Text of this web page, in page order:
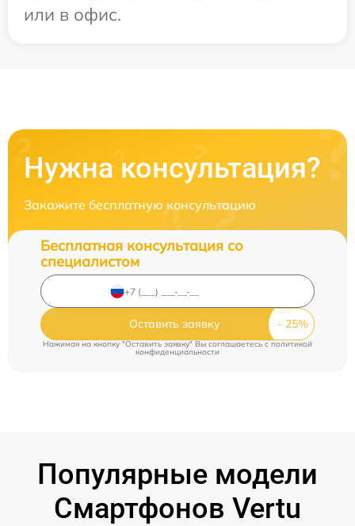
или в офис.
Нужна консультация?
Закажите бесплатную консультацию
Бесплатная консультация со
специалистом
Оставить заявку
Нажимая на кнопку "Оставить заявку" Вы соглашаетесь cполитикой
конфиденциальности
Популярные модели
Смартфонов Vertu